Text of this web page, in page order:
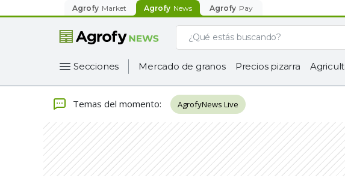
Agrofy Market Agrofy News Agrofy Pay
Secciones Mercado de granos Precios pizarra
Temas del momento: AgrofyNews Live